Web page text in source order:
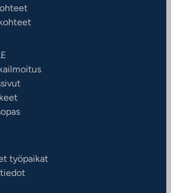
työpaikat